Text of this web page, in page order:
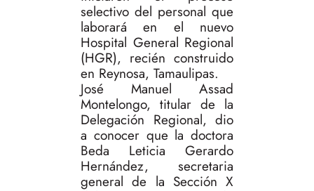
selectivo del personal que
laborará en el nuevo
Hospital General Regional
(HGR), recién construido
en Reynosa, Tamaulipas.
José Manuel Assad
Montelongo, titular de la
Delegación Regional, dio
a conocer que la doctora
Beda Leticia Gerardo
Hernández, secretaria
general de la Sección X